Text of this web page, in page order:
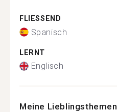
FLIESSEND
Spanisch
LERNT
Englisch
Meine Lieblingsthemen